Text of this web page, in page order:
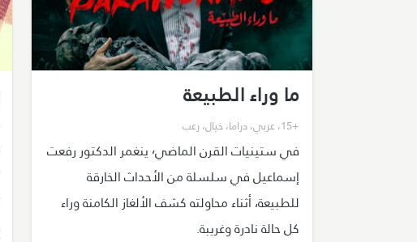
ما وراء الطبيعة
+15 ،عربي،دراما،خيال، رعب
في ستينيات القرن الماضي٬ ينغمر الدكتور رفعت
إسماعيل في سلسلة من الأحداث الخارقة
للطبيعة، أثناء محاولته كشف الألغاز الكامنة وراء
كل حالة نادرة وغريبة.